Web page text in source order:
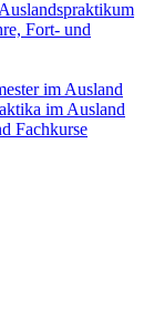
Fort- und
im Ausland
im Ausland
Fachkurse